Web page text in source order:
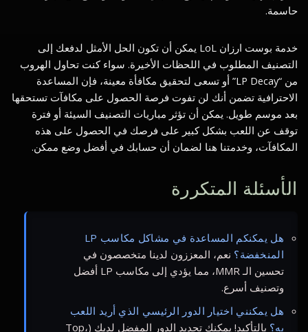
حاسمة.
خدمة بوست ارزان LoL يمكن أن تكون الحل الأمثل لدفعك إلى
التصنيف المطلوب في اللحظات الأخيرة. سواء كنت تحاول الهروب
من “LP Decay” أو تسعى لتحقيق مكافأة معينة، فإن المساعدة
الاحترافية تضمن أنك لن تفوت فرصة الحصول على مكافآت تستحقها
بعد موسم طويل. يمكن أن تؤثر مباريات التصنيف السيئة أو فترة
توقف عن اللعب بشكل كبير على فرصك في الحصول على هذه
المكافآت، وخدمتنا هنا لضمان أن حسابك في أفضل وضع ممكن.
الأسئلة المتكررة
هل يمكنكم المساعدة في مشاكل مكاسب LP
المنخفضة؟ نعم، المعززون لدينا متخصصون في
تحسين الـ MMR، مما يؤدي إلى مكاسب LP أفضل
وتصنيف أسرع.
هل يمكنني اختيار الدور الرئيسي الذي أريد اللعب
به؟
بالتأكيد! يمكنك تحديد الدور المفضل لديك (Top،